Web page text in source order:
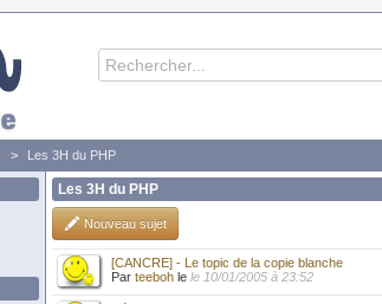
Les 3H du PHP
Les 3H du PHP
Nouveau sujet
[CANCRE] - Le topic de la copie blanche
Par teeboh le le 10/01/2005 à 23:52